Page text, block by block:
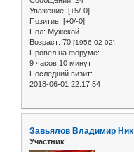
Уважение: [+5/-0]
Позитив: [+0/-0]
Пол: Мужской
Возраст: 70 [1956-02-02]
Провел на форуме:
9 часов 10 минут
Последний визит:
2018-06-01 22:17:54
Завьялов Владимир Ник
Участник